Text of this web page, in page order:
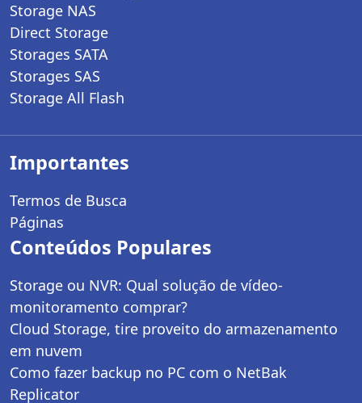
Storage NAS
Direct Storage
Storages SATA
Storages SAS
Storage All Flash
Importantes
Termos de Busca
Páginas
Conteúdos Populares
Storage ou NVR: Qual solução de vídeo-
monitoramento comprar?
Cloud Storage, tire proveito do armazenamento
em nuvem
Como fazer backup no PC com o NetBak
Replicator